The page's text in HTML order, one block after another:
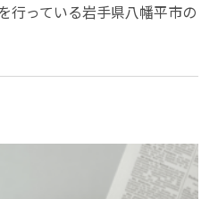
行っている岩手県八幡平市の